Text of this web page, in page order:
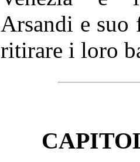
Arsandi e
ritirare i loro